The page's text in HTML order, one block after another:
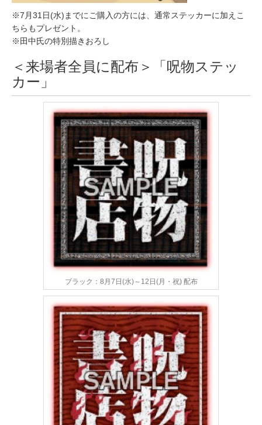
※7月31日(水)までにご購入の方には、通常ステッカーに加えこ
ちらもプレゼント。
※田中氏の特別描きおろし
＜来場者全員に配布＞「呪物ステッ
カー」
ブラック：8月7日(水)～12日(月・祝) 配布